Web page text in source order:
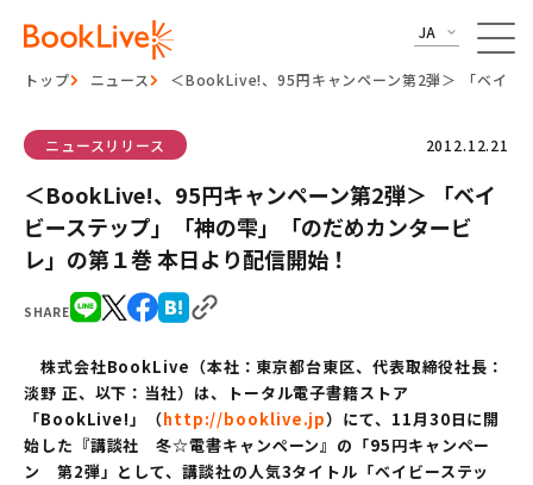
JA
トップ ニュース ＜BookLive!、95円キャンペーン第2弾＞ 「ベイビ
SHARE
ニュースリリース 2012.12.21
＜BookLive!、95円キャンペーン第2弾＞ 「ベイ
ビーステップ」「神の雫」「のだめカンタービ
レ」の第１巻 本日より配信開始！
株式会社BookLive（本社：東京都台東区、代表取締役社長：
淡野 正、以下：当社）は、トータル電子書籍ストア
「BookLive!」（http://booklive.jp）にて、11月30日に開
始した『講談社 冬☆電書キャンペーン』の「95円キャンペー
ン 第2弾」として、講談社の人気3タイトル「ベイビーステッ